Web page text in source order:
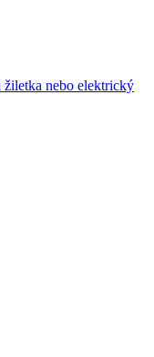
žiletka nebo elektrický